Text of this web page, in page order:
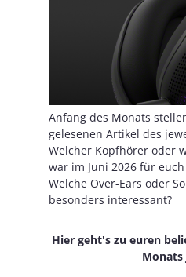
Anfang des Monats
gelesenen Artikel des
Welcher Kopfhörer oder
war im Juni 2026 für
Welche Over-Ears oder
besonders interessant?
Hier geht's zu euren
Monats